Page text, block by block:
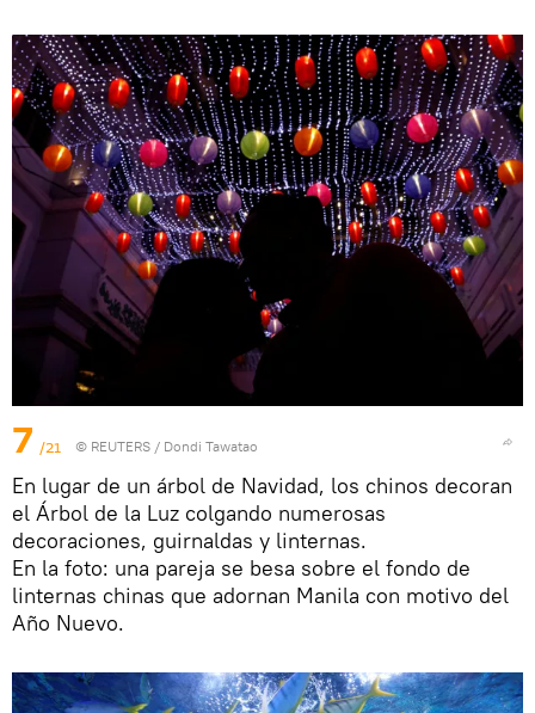
7 /21 © REUTERS / Dondi Tawatao
En lugar de un árbol de Navidad, los chinos decoran
el Árbol de la Luz colgando numerosas
decoraciones, guirnaldas y linternas.
En la foto: una pareja se besa sobre el fondo de
linternas chinas que adornan Manila con motivo del
Año Nuevo.